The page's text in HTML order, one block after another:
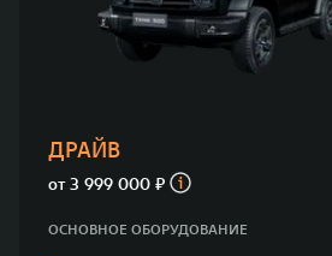
ДРАЙВ
от3 999 000 ₽
ОСНОВНОЕ ОБОРУДОВАНИЕ